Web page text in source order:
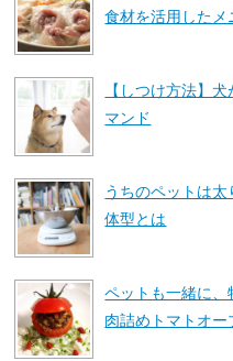
食材を活用したメ
【しつけ方法】
マンド
うちのペットは
体型とは
ペットも一緒に、
肉詰めトマトオー